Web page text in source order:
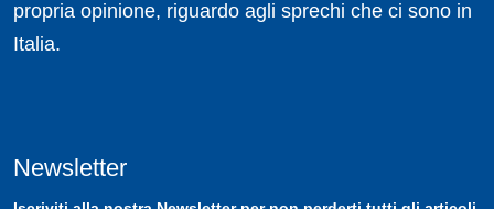
propria opinione, riguardo agli sprechi che ci sono in
Italia.
Newsletter